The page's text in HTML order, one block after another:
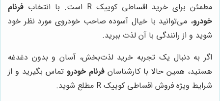
مطمئن برای خرید اقساطی کوییک R است. با انتخاب
فرنام
خودرو، می‌توانید با خیال آسوده صاحب خودروی مورد نظر خود
شوید و از رانندگی با آن لذت ببرید.
اگر به دنبال یک تجربه خرید لذت‌بخش، آسان و بدون دغدغه
هستید، همین حالا با کارشناسان فرنام خودرو تماس بگیرید و از
شرایط ویژه فروش اقساطی کوییک R مطلع شوید.